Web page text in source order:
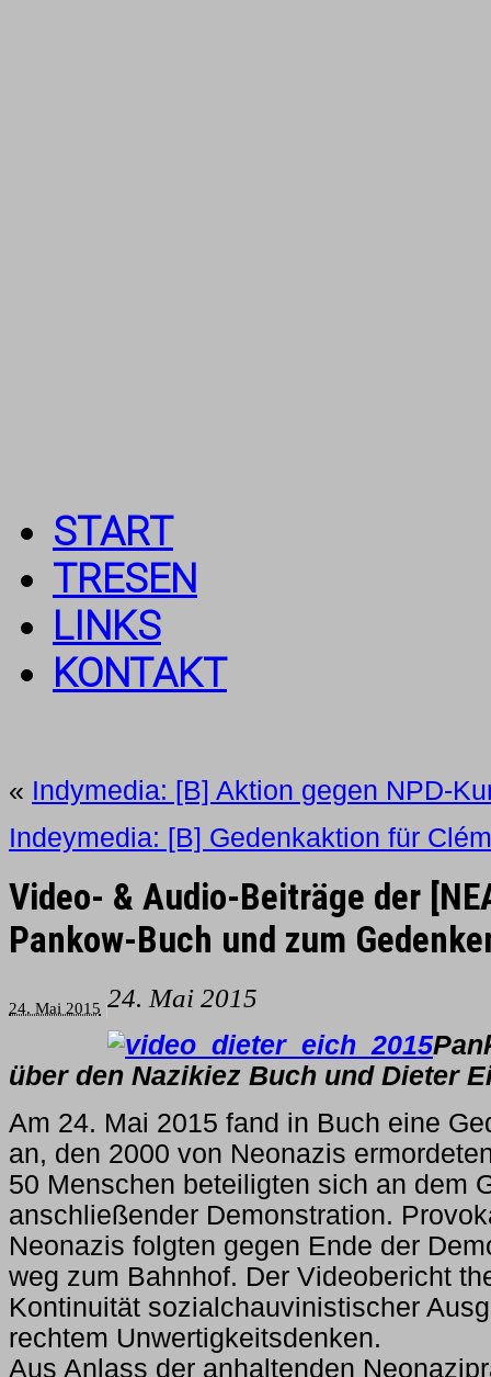
START
TRESEN
LINKS
KONTAKT
« Indymedia: [B] Aktion gegen NPD-
Indeymedia: [B] Gedenkaktion für
Video- & Audio-Beiträge der
Pankow-Buch und zum
24. Mai 2015 24. Mai 2015
über den Nazikiez Buch und Dieter
Am 24. Mai 2015 fand in Buch eine
an, den 2000 von Neonazis
50 Menschen beteiligten sich an dem
anschließender Demonstration.
Neonazis folgten gegen Ende der
weg zum Bahnhof. Der Videobericht
Kontinuität sozialchauvinistischer
rechtem Unwertigkeitsdenken.
Aus Anlass der anhaltenden